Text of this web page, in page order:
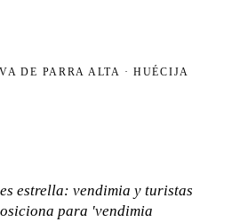
DE PARRA ALTA · HUÉCIJA
estrella: vendimia y turistas
para 'vendimia